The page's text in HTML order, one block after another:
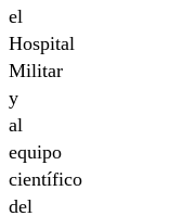
el
Hospital
Militar
y
al
equipo
científico
del